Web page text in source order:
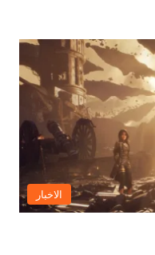
الاخبار